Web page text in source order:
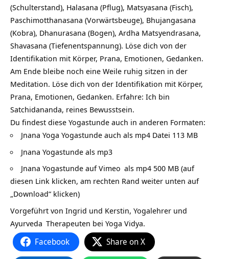
(Schulterstand), Halasana (Pflug), Matsyasana (Fisch),
Paschimotthanasana (Vorwärtsbeuge), Bhujangasana
(Kobra), Dhanurasana (Bogen), Ardha Matsyendrasana,
Shavasana (Tiefenentspannung). Löse dich von der
Identifikation mit Körper, Prana, Emotionen, Gedanken.
Am Ende bleibe noch eine Weile ruhig sitzen in der
Meditation. Löse dich von der Identifikation mit Körper,
Prana, Emotionen, Gedanken. Erfahre: Ich bin
Satchidananda, reines Bewusstsein.
Du findest diese Yogastunde auch in anderen Formaten:
Jnana Yoga Yogastunde auch als mp4 Datei 113 MB
Jnana Yogastunde als mp3
Jnana Yogastunde auf Vimeo als mp4 500 MB (auf
diesen Link klicken, am rechten Rand weiter unten auf
„Download“ klicken)
Vorgeführt von Ingrid und Kerstin, Yogalehrer und
Ayurveda Therapeuten bei Yoga Vidya.
Facebook Share on X